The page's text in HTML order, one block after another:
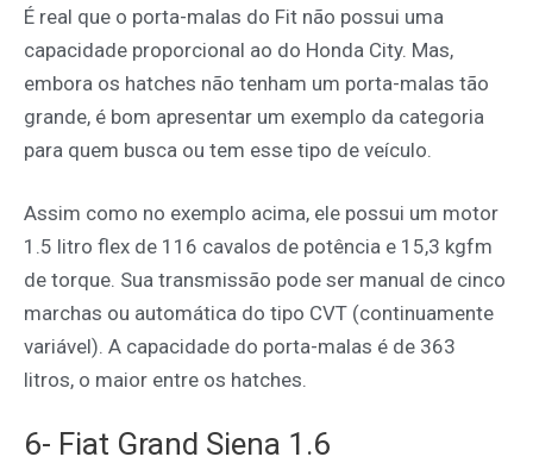
É real que o porta-malas do Fit não possui uma
capacidade proporcional ao do Honda City. Mas,
embora os hatches não tenham um porta-malas tão
grande, é bom apresentar um exemplo da categoria
para quem busca ou tem esse tipo de veículo.
Assim como no exemplo acima, ele possui um motor
1.5 litro flex de 116 cavalos de potência e 15,3 kgfm
de torque. Sua transmissão pode ser manual de cinco
marchas ou automática do tipo CVT (continuamente
variável). A capacidade do porta-malas é de 363
litros, o maior entre os hatches.
6- Fiat Grand Siena 1.6